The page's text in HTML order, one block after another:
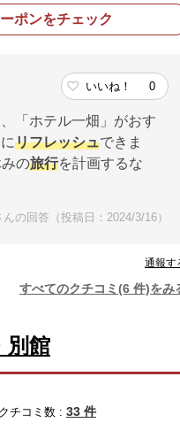
ポンをチェック
いいね！ 0
「ホテル一畑」がおす
リフレッシュできま
の旅行を計画するな
の回答（投稿日：2024/3/16）
通報す
すべてのクチコミ(6 件)をみ
別館
クチコミ数 : 33 件